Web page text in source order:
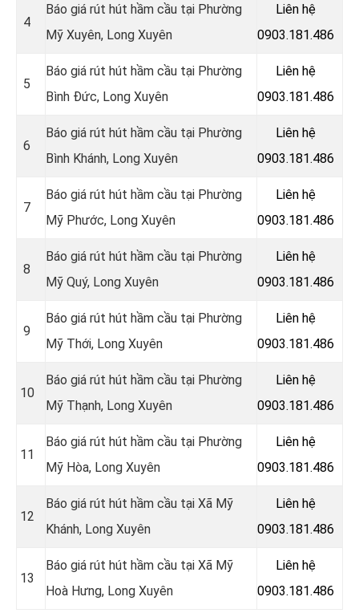
4
Báo giá rút hút hầm cầu tại Phường
Mỹ Xuyên, Long Xuyên
Liên hệ
0903.181.486
5
Báo giá rút hút hầm cầu tại Phường
Bình Đức, Long Xuyên
Liên hệ
0903.181.486
6
Báo giá rút hút hầm cầu tại Phường
Bình Khánh, Long Xuyên
Liên hệ
0903.181.486
7
Báo giá rút hút hầm cầu tại Phường
Mỹ Phước, Long Xuyên
Liên hệ
0903.181.486
8
Báo giá rút hút hầm cầu tại Phường
Mỹ Quý, Long Xuyên
Liên hệ
0903.181.486
9
Báo giá rút hút hầm cầu tại Phường
Mỹ Thới, Long Xuyên
Liên hệ
0903.181.486
10
Báo giá rút hút hầm cầu tại Phường
Mỹ Thạnh, Long Xuyên
Liên hệ
0903.181.486
11
Báo giá rút hút hầm cầu tại Phường
Mỹ Hòa, Long Xuyên
Liên hệ
0903.181.486
12
Báo giá rút hút hầm cầu tại Xã Mỹ
Khánh, Long Xuyên
Liên hệ
0903.181.486
13
Báo giá rút hút hầm cầu tại Xã Mỹ
Hoà Hưng, Long Xuyên
Liên hệ
0903.181.486